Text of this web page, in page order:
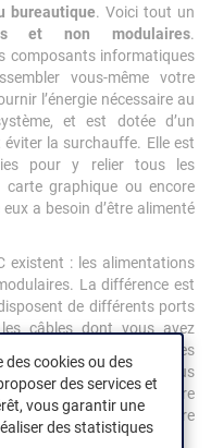
bureautique. Voici tout un
et non modulaires.
composants informatiques
vous-même votre
l’énergie nécessaire au
et est dotée d’un
la surchauffe. Elle est
pour y relier tous les
graphique ou encore
a besoin d’être alimenté
existent : les alimentations
La différence est
de différents ports
câbles dont vous avez
déjà tous les câbles
chère, elle est plus
bâtissez votre
par choisir votre
des cookies ou des
des services et
vous garantir une
des statistiques